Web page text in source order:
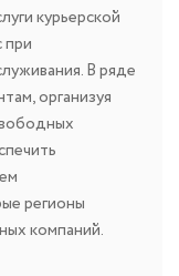
курьерской
В ряде
организуя
регионы
компаний.